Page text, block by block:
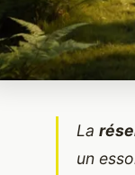
La
un